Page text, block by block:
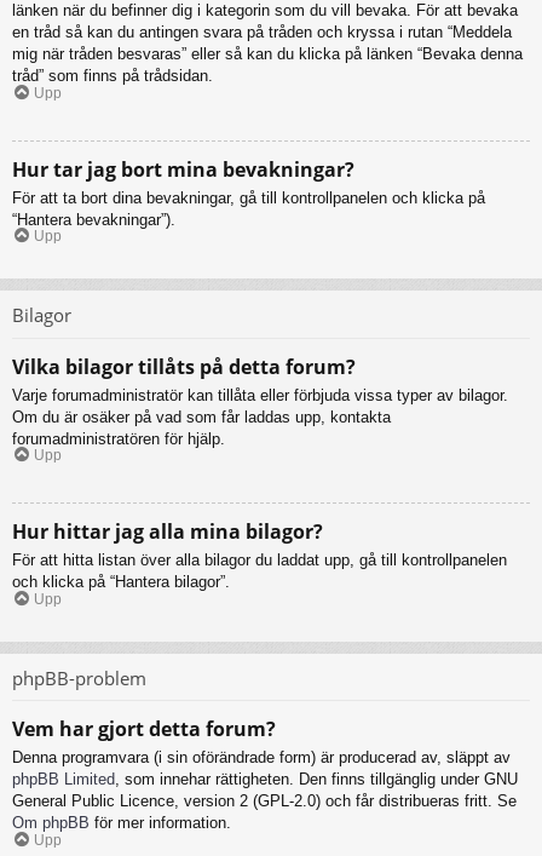
länken när du befinner dig i kategorin som du vill bevaka. För att bevaka
en tråd så kan du antingen svara på tråden och kryssa i rutan “Meddela
mig när tråden besvaras” eller så kan du klicka på länken “Bevaka denna
tråd” som finns på trådsidan.
Upp
Hur tar jag bort mina bevakningar?
För att ta bort dina bevakningar, gå till kontrollpanelen och klicka på
“Hantera bevakningar”).
Upp
Bilagor
Vilka bilagor tillåts på detta forum?
Varje forumadministratör kan tillåta eller förbjuda vissa typer av bilagor.
Om du är osäker på vad som får laddas upp, kontakta
forumadministratören för hjälp.
Upp
Hur hittar jag alla mina bilagor?
För att hitta listan över alla bilagor du laddat upp, gå till kontrollpanelen
och klicka på “Hantera bilagor”.
Upp
phpBB-problem
Vem har gjort detta forum?
Denna programvara (i sin oförändrade form) är producerad av, släppt av
phpBB Limited, som innehar rättigheten. Den finns tillgänglig under GNU
General Public Licence, version 2 (GPL-2.0) och får distribueras fritt. Se
Om phpBB för mer information.
Upp